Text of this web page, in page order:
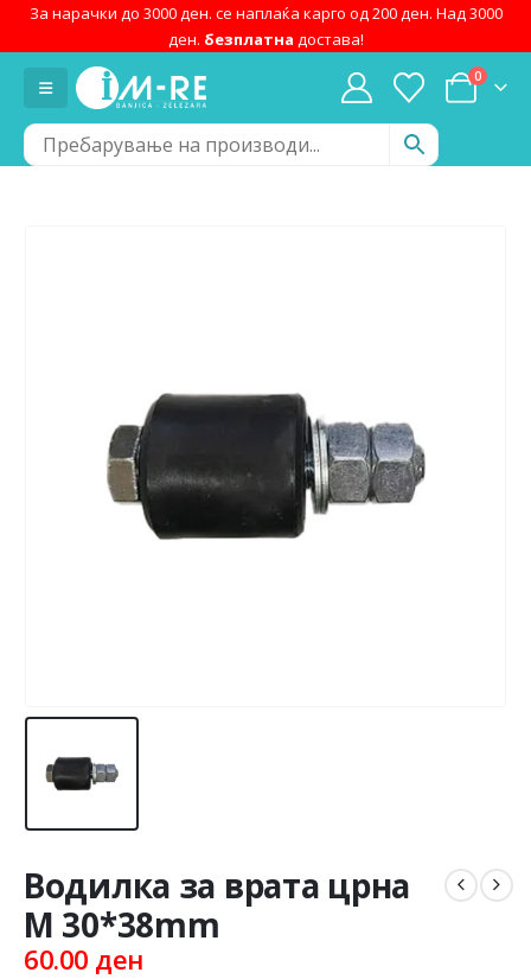
За нарачки до 3000 ден. се наплаќа карго од 200 ден. Над 3000
ден. безплатна достава!
0
Водилка за врата црна
M 30*38mm
60.00 ден